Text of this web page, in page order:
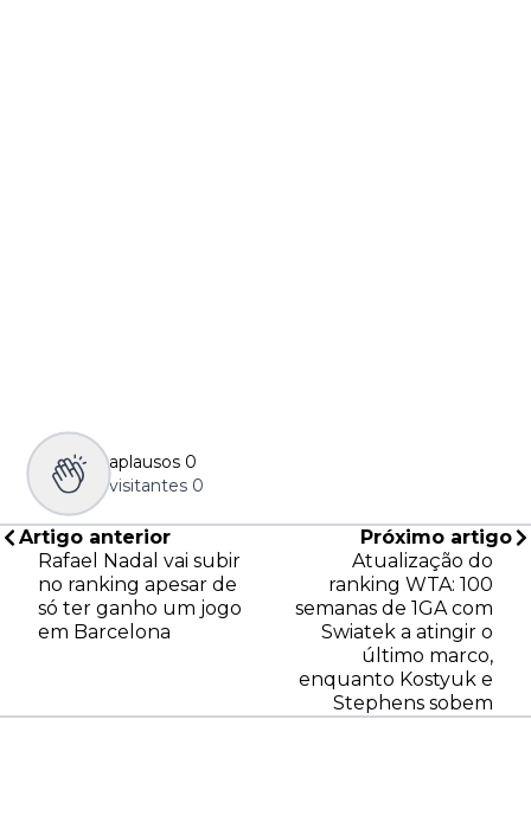
aplausos 0
visitantes 0
Artigo anterior
Rafael Nadal vai subir
no ranking apesar de
só ter ganho um jogo
em Barcelona
Próximo artigo
Atualização do
ranking WTA: 100
semanas de 1GA com
Swiatek a atingir o
último marco,
enquanto Kostyuk e
Stephens sobem